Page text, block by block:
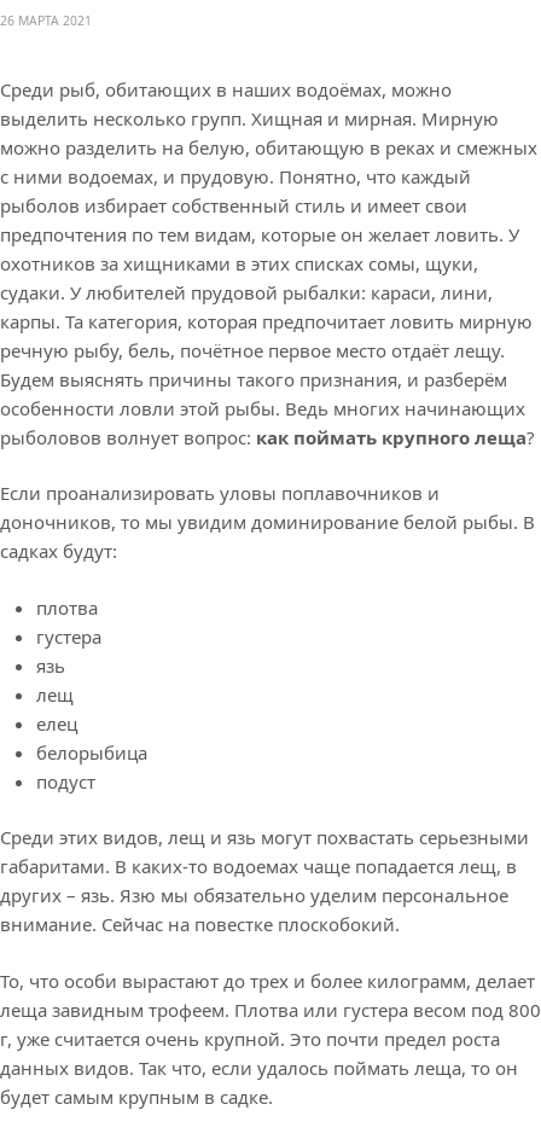
26 МАРТА 2021
Среди рыб, обитающих в наших водоёмах, можно
выделить несколько групп. Хищная и мирная. Мирную
можно разделить на белую, обитающую в реках и смежных
с ними водоемах, и прудовую. Понятно, что каждый
рыболов избирает собственный стиль и имеет свои
предпочтения по тем видам, которые он желает ловить. У
охотников за хищниками в этих списках сомы, щуки,
судаки. У любителей прудовой рыбалки: караси, лини,
карпы. Та категория, которая предпочитает ловить мирную
речную рыбу, бель, почётное первое место отдаёт лещу.
Будем выяснять причины такого признания, и разберём
особенности ловли этой рыбы. Ведь многих начинающих
рыболовов волнует вопрос: как поймать крупного леща?
Если проанализировать уловы поплавочников и
доночников, то мы увидим доминирование белой рыбы. В
садках будут:
плотва
густера
язь
лещ
елец
белорыбица
подуст
Среди этих видов, лещ и язь могут похвастать серьезными
габаритами. В каких-то водоемах чаще попадается лещ, в
других – язь. Язю мы обязательно уделим персональное
внимание. Сейчас на повестке плоскобокий.
То, что особи вырастают до трех и более килограмм, делает
леща завидным трофеем. Плотва или густера весом под 800
г, уже считается очень крупной. Это почти предел роста
данных видов. Так что, если удалось поймать леща, то он
будет самым крупным в садке.